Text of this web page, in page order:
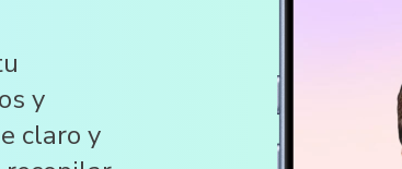
y
claro y